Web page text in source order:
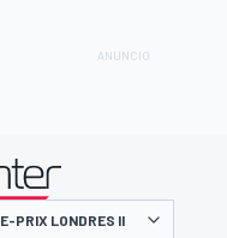
E-PRIX LONDRES II